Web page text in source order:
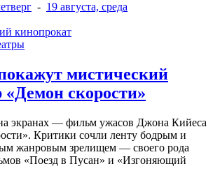
- 19 августа, среда
кинопрокат
мистический
«Демон скорости»
экранах — фильм ужасов Джона Кийеса
Критики сочли ленту бодрым и
жанровым зрелищeм — своего рода
«Поезд в Пусан» и «Изгоняющий